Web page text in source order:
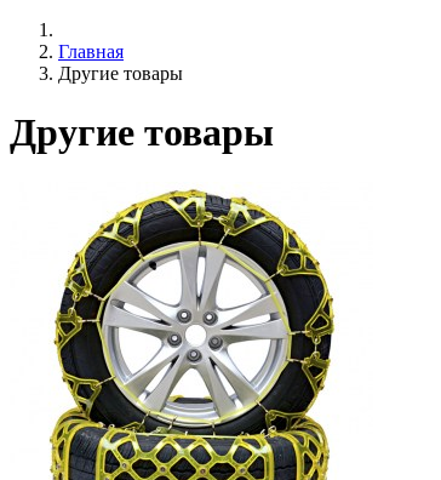
Главная
Другие товары
Другие товары